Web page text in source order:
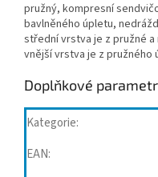
pružný, kompresní
bavlněného úpletu,
střední vrstva je z pružné
vnější vrstva je z pružného
Doplňkové
Kategorie:
EAN: